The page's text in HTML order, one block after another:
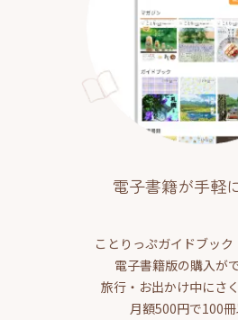
電子書籍が手軽
ことりっぷガイドブック
電子書籍版の購入が
旅行・お出かけ中にさ
月額500円で100